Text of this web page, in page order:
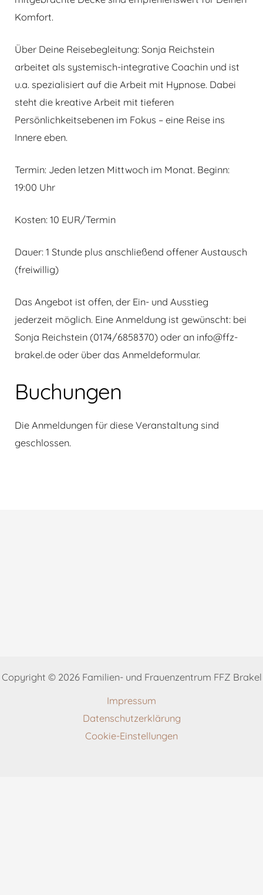
Komfort.
Über Deine Reisebegleitung: Sonja Reichstein
arbeitet als systemisch-integrative Coachin und ist
u.a. spezialisiert auf die Arbeit mit Hypnose. Dabei
steht die kreative Arbeit mit tieferen
Persönlichkeitsebenen im Fokus – eine Reise ins
Innere eben.
Termin: Jeden letzen Mittwoch im Monat. Beginn:
19:00 Uhr
Kosten: 10 EUR/Termin
Dauer: 1 Stunde plus anschließend offener Austausch
(freiwillig)
Das Angebot ist offen, der Ein- und Ausstieg
jederzeit möglich. Eine Anmeldung ist gewünscht: bei
Sonja Reichstein (0174/6858370) oder an info@ffz-
brakel.de oder über das Anmeldeformular.
Buchungen
Die Anmeldungen für diese Veranstaltung sind
geschlossen.
Copyright © 2026 Familien- und Frauenzentrum FFZ Brakel
Impressum
Datenschutzerklärung
Cookie-Einstellungen